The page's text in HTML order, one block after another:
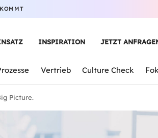
INSPIRATION JETZT
Vertrieb Culture Check
Picture.